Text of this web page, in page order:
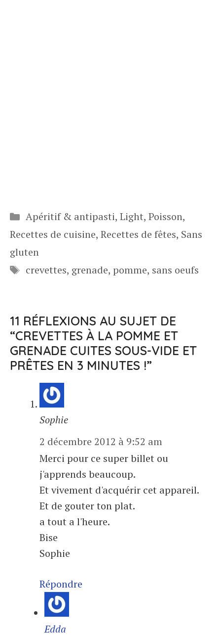
Catégories
Apéritif & antipasti, Light, Poisson,
Recettes de cuisine, Recettes de fêtes, Sans
gluten
Étiquettes
crevettes, grenade, pomme, sans oeufs
11 RÉFLEXIONS AU SUJET DE
“CREVETTES À LA POMME ET
GRENADE CUITES SOUS-VIDE ET
PRÊTES EN 3 MINUTES !”
Sophie
2 décembre 2012 à 9:52 am
Merci pour ce super billet ou
j'apprends beaucoup.
Et vivement d'acquérir cet appareil.
Et de gouter ton plat.
a tout a l'heure.
Bise
Sophie
Répondre
Edda